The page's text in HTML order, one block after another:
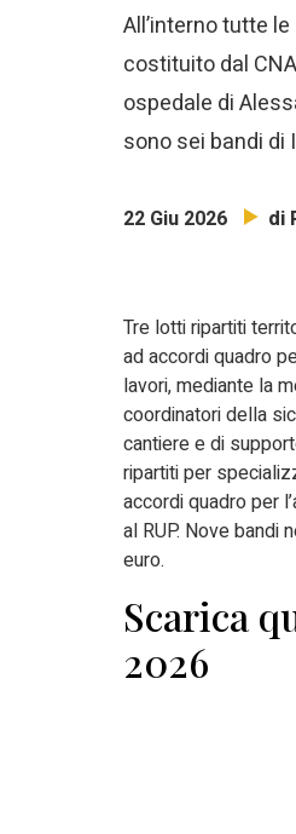
All’interno tutte
costituito dal
ospedale di
sono sei bandi di
22 Giu 2026 di
Tre lotti ripartiti
ad accordi quadro
lavori, mediante la
coordinatori della
cantiere e di
ripartiti per
accordi quadro per
al RUP. Nove bandi
euro.
Scarica
2026